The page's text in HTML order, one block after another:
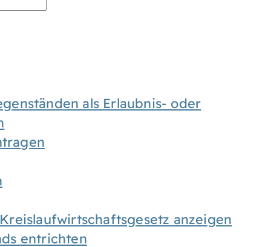
als Erlaubnis- oder
anzeigen
entrichten